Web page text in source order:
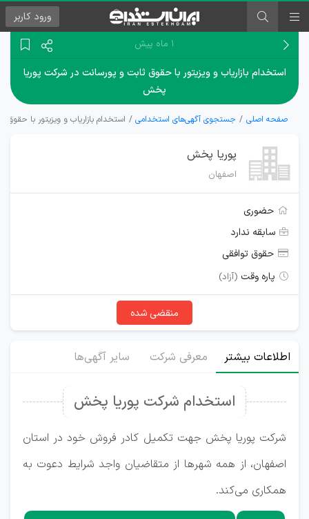
ورود کاربر
۱ ماه پیش
استخدام بازاریاب و ویزیتور با حقوق ثابت و پورسانت در شرکت پوریا
پخش
صفحه اصلی جستجوی آگهی‌های استخدامی استخدام بازاریاب و ویزیتور با
پوریا پخش
اصفهان
حضوری
سابقه ندارد
حقوق توافقی
پاره وقت (آزاد)
منقضی شده
اطلاعات بیشتر معرفی شرکت سایر آگهی‌ها
استخدام شرکت پوریا پخش
شرکت پوریا پخش جهت تکمیل کادر فروش خود در استان
اصفهان، از همه شهرها از متقاضیان واجد شرایط دعوت به
همکاری می‌کند.